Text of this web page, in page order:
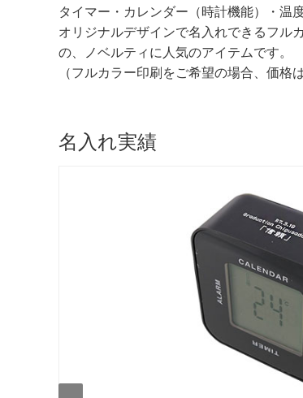
タイマー・カレンダー（時計機能）・温
オリジナルデザインで名入れできるフル
の、ノベルティに人気のアイテムです。
（フルカラー印刷をご希望の場合、価格
名入れ実績